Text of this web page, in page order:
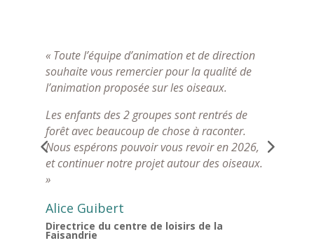
Alice Guibert
Directrice du centre de loisirs de la
Faisandrie
« Toute l’équipe d’animation et de direction
souhaite vous remercier pour la qualité de
l’animation proposée sur les oiseaux.
Les enfants des 2 groupes sont rentrés de
forêt avec beaucoup de chose à raconter.
Nous espérons pouvoir vous revoir en 2026,
et continuer notre projet autour des oiseaux.
»